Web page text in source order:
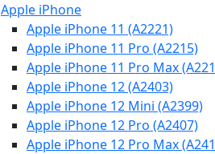
Apple iPhone
Apple iPhone 11 (A2221)
Apple iPhone 11 Pro (A2215)
Apple iPhone 11 Pro Max
Apple iPhone 12 (A2403)
Apple iPhone 12 Mini (A2399)
Apple iPhone 12 Pro (A2407)
Apple iPhone 12 Pro Max